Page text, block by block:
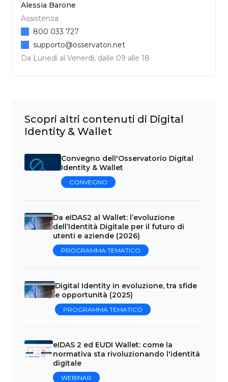
Alessia Barone
Assistenza
Da Lunedì al Venerdì, dalle 09 alle 18
800 033 727
supporto@osservatori.net
Scopri altri contenuti di Digital
Identity & Wallet
Convegno dell'Osservatorio Digital
Identity & Wallet
CONVEGNO
Da eIDAS2 al Wallet: l’evoluzione
dell’Identità Digitale per il futuro di
utenti e aziende (2026)
PROGRAMMA TEMATICO
Digital Identity in evoluzione, tra sfide
e opportunità (2025)
PROGRAMMA TEMATICO
eIDAS 2 ed EUDI Wallet: come la
normativa sta rivoluzionando l'identità
digitale
WEBINAR